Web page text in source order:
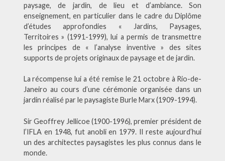
paysage, de jardin, de lieu et d’ambiance. Son
enseignement, en particulier dans le cadre du Diplôme
d’études approfondies « Jardins, Paysages,
Territoires » (1991-1999), lui a permis de transmettre
les principes de « l’analyse inventive » des sites
supports de projets originaux de paysage et de jardin.
La récompense lui a été remise le 21 octobre à Rio-de-
Janeiro au cours d’une cérémonie organisée dans un
jardin réalisé par le paysagiste Burle Marx (1909-1994).
Sir Geoffrey Jellicoe (1900-1996), premier président de
l’IFLA en 1948, fut anobli en 1979. Il reste aujourd’hui
un des architectes paysagistes les plus connus dans le
monde.